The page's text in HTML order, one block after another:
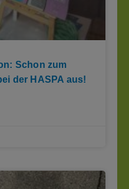
Schon zum
der HASPA aus!